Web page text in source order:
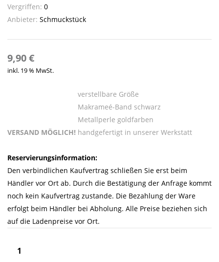
Vergriffen: 0
Anbieter: Schmuckstück
9,90€
inkl. 19 % MwSt.
VERSAND MÖGLICH!
verstellbare Größe
Makrameé-Band schwarz
Metallperle goldfarben
handgefertigt in unserer Werkstatt
Reservierungsinformation:
Den verbindlichen Kaufvertrag schließen Sie erst beim
Händler vor Ort ab. Durch die Bestätigung der Anfrage kommt
noch kein Kaufvertrag zustande. Die Bezahlung der Ware
erfolgt beim Händler bei Abholung. Alle Preise beziehen sich
auf die Ladenpreise vor Ort.